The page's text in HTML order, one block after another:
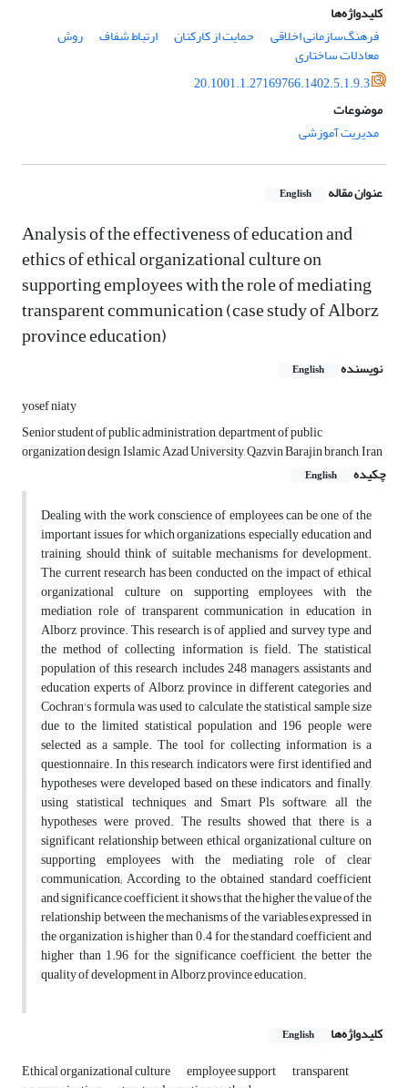
کلیدواژه‌ها
فرهنگ‌سازمانی اخلاقی
حمایت از کارکنان ارتباط شفاف روش
معادلات ساختاری
20.1001.1.27169766.1402.5.1.9.3
موضوعات
مدیریت آموزشی
عنوان مقاله English
Analysis of the effectiveness of education and
ethics of ethical organizational culture on
supporting employees with the role of mediating
transparent communication (case study of Alborz
province education)
نویسنده English
yosef niaty
Senior student of public administration, department of public
organization design, Islamic Azad University, Qazvin Barajin branch, Iran
چکیده
English
Dealing with the work conscience of employees can be one of the
important issues for which organizations, especially education and
training, should think of suitable mechanisms for development.
The current research has been conducted on the impact of ethical
organizational culture on supporting employees with the
mediation role of transparent communication in education in
Alborz province. This research is of applied and survey type and
the method of collecting information is field. The statistical
population of this research includes 248 managers, assistants and
education experts of Alborz province in different categories, and
Cochran's formula was used to calculate the statistical sample size
due to the limited statistical population and 196 people were
selected as a sample. The tool for collecting information is a
questionnaire. In this research, indicators were first identified and
hypotheses were developed based on these indicators, and finally,
using statistical techniques and Smart Pls software, all the
hypotheses were proved. The results showed that there is a
significant relationship between ethical organizational culture on
supporting employees with the mediating role of clear
communication; According to the obtained standard coefficient
and significance coefficient, it shows that the higher the value of the
relationship between the mechanisms of the variables expressed in
the organization is higher than 0.4 for the standard coefficient and
higher than 1.96 for the significance coefficient, the better the
quality of development in Alborz province education.
کلیدواژه‌ها English
Ethical organizational culture employee support transparent